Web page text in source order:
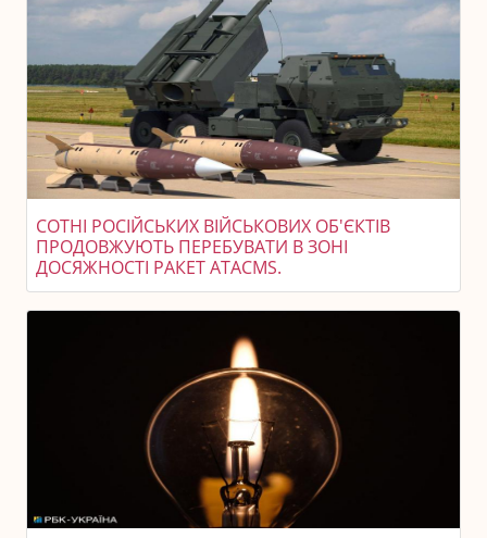
СОТНІ РОСІЙСЬКИХ ВІЙСЬКОВИХ ОБ'ЄКТІВ
ПРОДОВЖУЮТЬ ПЕРЕБУВАТИ В ЗОНІ
ДОСЯЖНОСТІ РАКЕТ ATACMS.